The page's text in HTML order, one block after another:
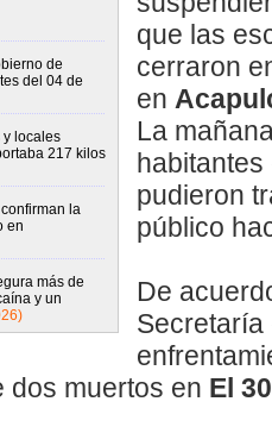
de
del 04 de
y locales
217 kilos
la
en
más de
y un
que las
cerraron
en
La
pudieron
público
De
Secretaría
dos muertos en El